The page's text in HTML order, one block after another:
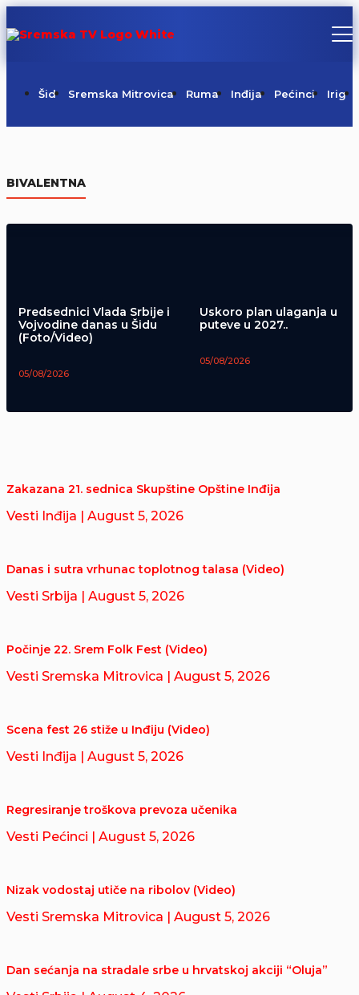
Šid Sremska Mitrovica Ruma Inđija Pećinci Irig
BIVALENTNA
Mrkonjić Gradu (Video)
Predsednici Vlada Srbije i
Vojvodine danas u Šidu
(Foto/Video)
05/08/2026
Uskoro plan ulaganja u
puteve u 2027..
05/08/2026
Zakazana 21. sednica Skupštine Opštine Inđija
Vesti Inđija | August 5, 2026
Danas i sutra vrhunac toplotnog talasa (Video)
Vesti Srbija | August 5, 2026
Počinje 22. Srem Folk Fest (Video)
Vesti Sremska Mitrovica | August 5, 2026
Scena fest 26 stiže u Inđiju (Video)
Vesti Inđija | August 5, 2026
Regresiranje troškova prevoza učenika
Vesti Pećinci | August 5, 2026
Nizak vodostaj utiče na ribolov (Video)
Vesti Sremska Mitrovica | August 5, 2026
Dan sećanja na stradale srbe u hrvatskoj akciji “Oluja”